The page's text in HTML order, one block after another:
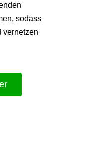
sodass
vernetzen